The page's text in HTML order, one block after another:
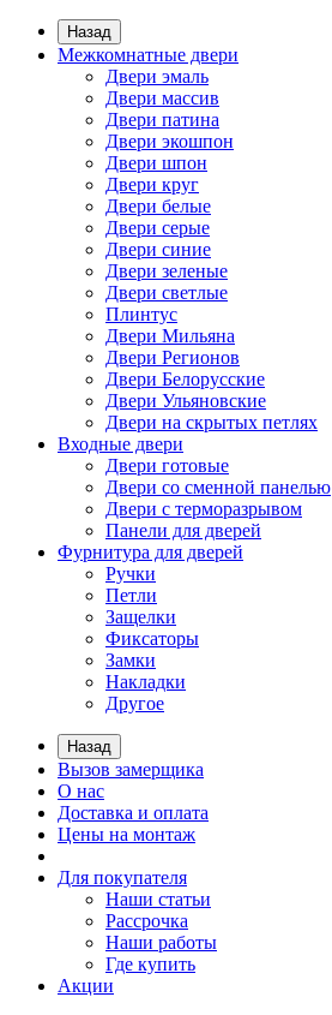
Назад
Межкомнатные двери
Двери эмаль
Двери массив
Двери патина
Двери экошпон
Двери шпон
Двери круг
Двери белые
Двери серые
Двери синие
Двери зеленые
Двери светлые
Плинтус
Двери Мильяна
Двери Регионов
Двери Белорусские
Двери Ульяновские
Двери на скрытых петлях
Входные двери
Двери готовые
Двери со сменной панелью
Двери с терморазрывом
Панели для дверей
Фурнитура для дверей
Ручки
Петли
Защелки
Фиксаторы
Замки
Накладки
Другое
Назад
Вызов замерщика
О нас
Доставка и оплата
Цены на монтаж
Для покупателя
Наши статьи
Рассрочка
Наши работы
Где купить
Акции